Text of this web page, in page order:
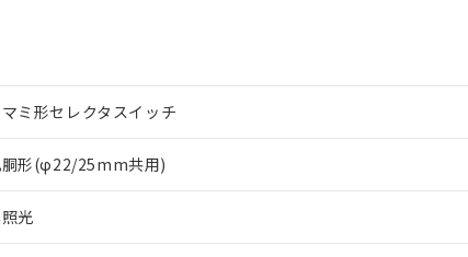
ミ形セレクタスイッチ
胴形(φ22/25mm共用)
光